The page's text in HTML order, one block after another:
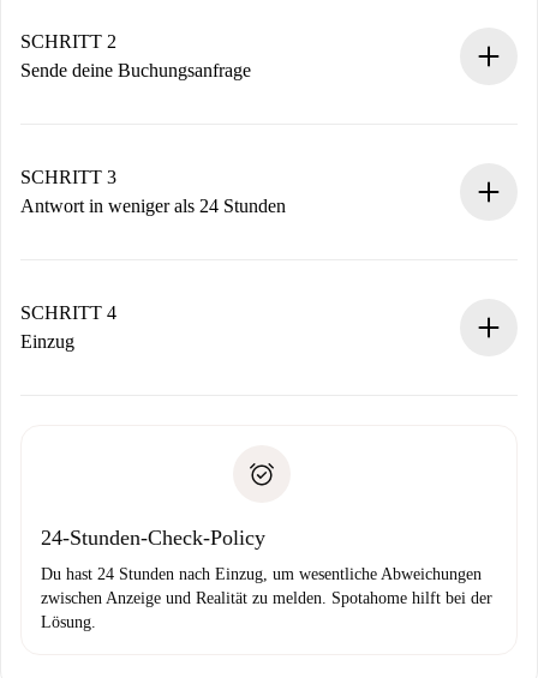
Du erhältst alle notwendigen Informationen im Voraus.
SCHRITT 2
Sende deine Buchungsanfrage
Denk daran, dass wir dich erst belasten, wenn der
Vermieter zustimmt.
SCHRITT 3
Antwort in weniger als 24 Stunden
stellen den Kontakt her.
Wenn der Vermieter ablehnen muss, entstehen keine
SCHRITT 4
Einzug
24-Stunden-Check-Policy
Du hast 24 Stunden nach Einzug, um wesentliche Abweichungen
zwischen Anzeige und Realität zu melden. Spotahome hilft bei der
Lösung.